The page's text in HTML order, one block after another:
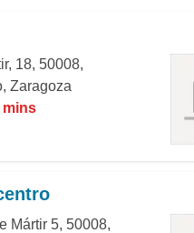
18, 50008,
Zaragoza
mins
Mártir 5, 50008,